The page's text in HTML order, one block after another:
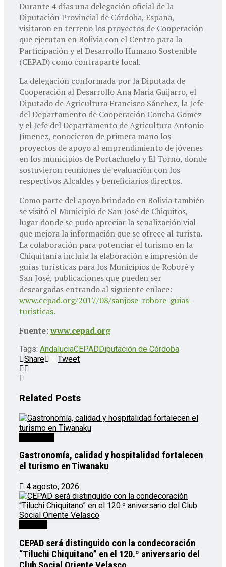
Durante 4 días una delegación oficial de la
Diputación Provincial de Córdoba, España,
visitaron en terreno los proyectos de Cooperación
que ejecutan en Bolivia con el Centro para la
Participación y el Desarrollo Humano Sostenible
(CEPAD) como contraparte local.
La delegación conformada por la Diputada de
Cooperación al Desarrollo Ana Maria Guijarro, el
Diputado de Agricultura Francisco Sánchez, la Jefe
del Departamento de Cooperación Concha Gomez
y el Jefe del Departamento de Agricultura Antonio
Jimenez, conocieron de primera mano los
proyectos de apoyo al emprendimiento de jóvenes
en los municipios de Portachuelo y El Torno, donde
sostuvieron reuniones de evaluación con los
respectivos Alcaldes y beneficiarios directos.
Como parte del apoyo brindado en Bolivia también
se visitó el Municipio de San José de Chiquitos,
lugar donde se pudo apreciar la señalización vial
que mejora la información que se ofrece al turista.
La colaboración para potenciar el turismo en la
Chiquitanía incluía la elaboración e impresión de
guías turísticas para los Municipios de Roboré y
San José, publicaciones que pueden ser
descargadas entrando al siguiente enlace:
www.cepad.org/2017/08/sanjose-robore-guias-
turisticas.
Fuente:www.cepad.org
Tags: AndaluciaCEPAD Diputación de Córdoba
Share
Tweet
Related Posts
Gastronomía, calidad y hospitalidad fortalecen
el turismo en Tiwanaku
4 agosto, 2026
CEPAD será distinguido con la condecoración
“Tiluchi Chiquitano” en el 120.º aniversario del